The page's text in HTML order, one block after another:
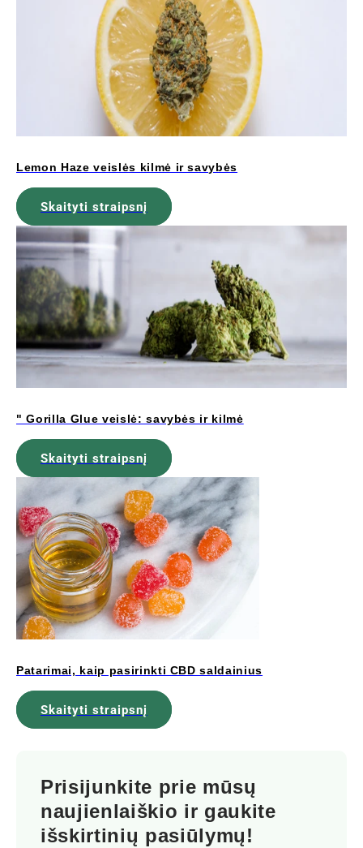
Lemon Haze veislės kilmė ir savybės
Skaityti straipsnį
" Gorilla Glue veislė: savybės ir kilmė
Skaityti straipsnį
Patarimai, kaip pasirinkti CBD saldainius
Skaityti straipsnį
Prisijunkite prie mūsų
naujienlaiškio ir gaukite
išskirtinių pasiūlymų!